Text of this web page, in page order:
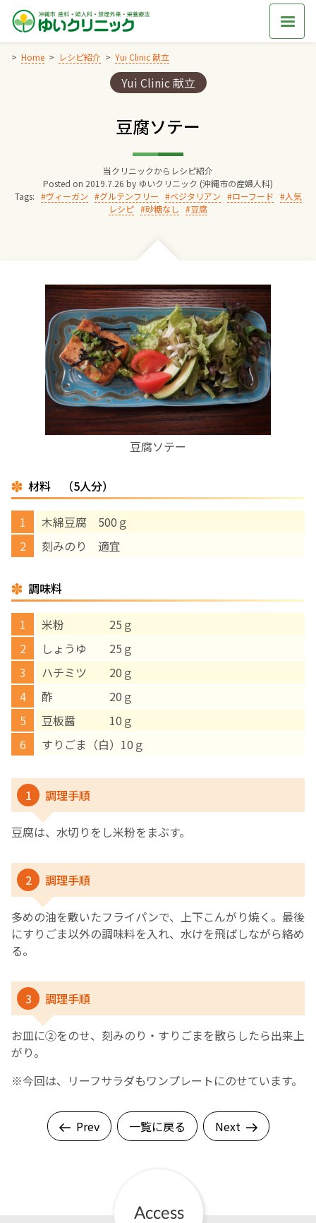
Skip
content
Home レシピ紹介 Yui Clinic 献立
Categories:
Yui Clinic 献立
豆腐ソテー
当クリニックからレシピ紹介
Posted on 2019.7.26 by ゆいクリニック (沖縄市の産婦人科)
Tags:
ヴィーガン グルテンフリー ベジタリアン ローフード
人気
レシピ
砂糖なし 豆腐
豆腐ソテー
材料 （5人分）
木綿豆腐 500ｇ
刻みのり 適宜
調味料
米粉 25ｇ
しょうゆ 25ｇ
ハチミツ 20ｇ
酢 20ｇ
豆板醤 10ｇ
すりごま（白）10ｇ
1 調理手順
豆腐は、水切りをし米粉をまぶす。
2 調理手順
多めの油を敷いたフライパンで、上下こんがり焼く。最後
にすりごま以外の調味料を入れ、水けを飛ばしながら絡め
る。
3 調理手順
お皿に②をのせ、刻みのり・すりごまを散らしたら出来上
がり。
※今回は、リーフサラダもワンプレートにのせています。
Prev 一覧に戻る Next
院長からのごあいさつ
妊婦健診
お産について
親と子の結びつき支援
母乳育児
その他の診療内容
‘さんルーム’ でさまざまな講座・クラス
遠方にお住まいで当院での出産を希望される方へ
医師プロフィール
English Page